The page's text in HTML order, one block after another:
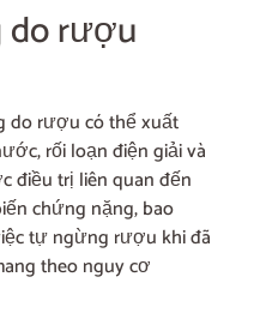
do rượu
do rượu có thể xuất
rối loạn điện giải và
điều trị liên quan đến
chứng nặng, bao
tự ngừng rượu khi đã
theo nguy cơ